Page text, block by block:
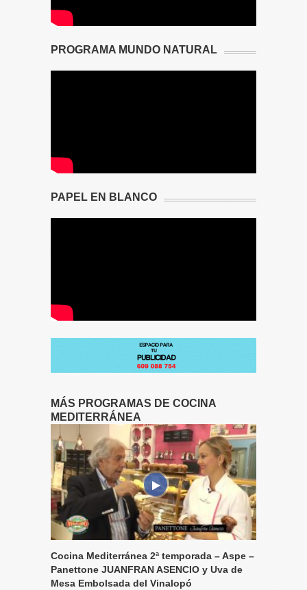
PROGRAMA MUNDO NATURAL
PAPEL EN BLANCO
MÁS PROGRAMAS DE COCINA
MEDITERRÁNEA
Cocina Mediterránea 2ª temporada – Aspe –
Panettone JUANFRAN ASENCIO y Uva de
Mesa Embolsada del Vinalopó